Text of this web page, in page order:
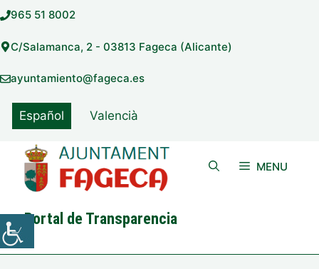
Saltar
contenido
965 51 8002
C/Salamanca, 2 - 03813 Fageca (Alicante)
ayuntamiento@fageca.es
Español Valencià
MENU
Portal de Transparencia